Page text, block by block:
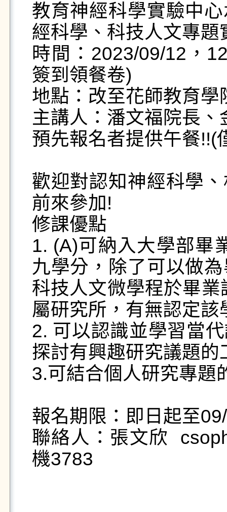
教育神經科學實驗中
經科學、科技人文專題
時間：2023/09/12，
簽到領餐卷)
地點：改至花師教育
主講人：潘文福院長、
預先報名者提供午餐!!(
歡迎對認知神經科學
前來參加!
修課優點
1. (A)可納入大學部畢
九學分，除了可以做
科技人文微學程於畢
屬研究所，有無認定該
2. 可以認識並學習當
探討有興趣研究議題的
3.可結合個人研究專題
報名期限：即日起至
聯絡人：張文欣
機3783